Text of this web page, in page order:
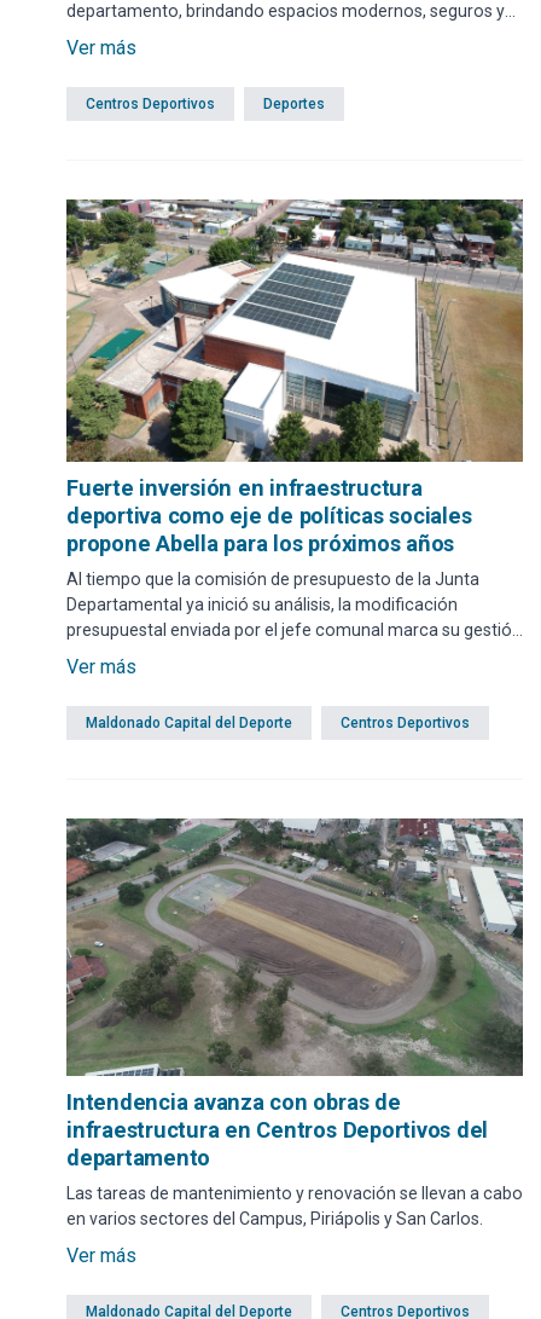
departamento, brindando espacios modernos, seguros y
de mayor calidad para el desarrollo del deporte y el disfrute
Ver más
Centros Deportivos Deportes
Fuerte inversión en infraestructura
deportiva como eje de políticas sociales
propone Abella para los próximos años
Al tiempo que la comisión de presupuesto de la Junta
Departamental ya inició su análisis, la modificación
presupuestal enviada por el jefe comunal marca su gestión
y su impronta con la apuesta al deporte como elemento
prevista una fuerte inversión en centros deportivos
gratuitos en todo Maldonado.
Ver más
Maldonado Capital del Deporte Centros Deportivos
Intendencia avanza con obras de
infraestructura en Centros Deportivos del
departamento
Las tareas de mantenimiento y renovación se llevan a cabo
en varios sectores del Campus, Piriápolis y San Carlos.
Ver más
Maldonado Capital del Deporte Centros Deportivos